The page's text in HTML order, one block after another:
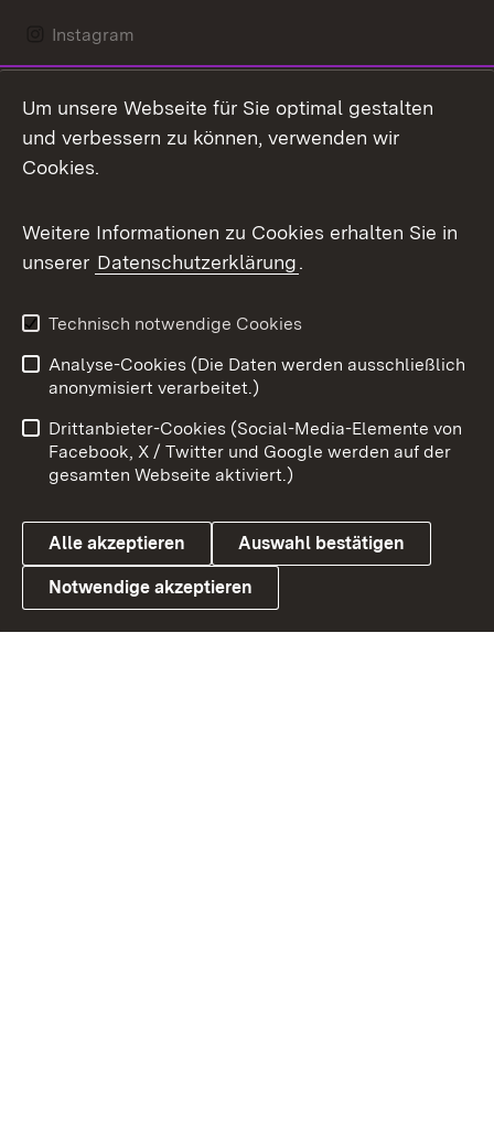
Instagram
Mastodon
Messenger
Social Wall
X / Twitter
Youtube
Link zum Landesportal
Benutzungshinweise
Barrierefreiheit
Datenschutz
Cookies
Um unsere Webseite für Sie optimal gestalten
und verbessern zu können, verwenden wir
Cookies.
Weitere Informationen zu Cookies erhalten Sie in
unserer Datenschutzerklärung.
Technisch notwendige Cookies
Analyse-Cookies (Die Daten werden ausschließlich
anonymisiert verarbeitet.)
Drittanbieter-Cookies (Social-Media-Elemente von
Facebook, X / Twitter und Google werden auf der
gesamten Webseite aktiviert.)
Alle akzeptieren Auswahl bestätigen
Notwendige akzeptieren